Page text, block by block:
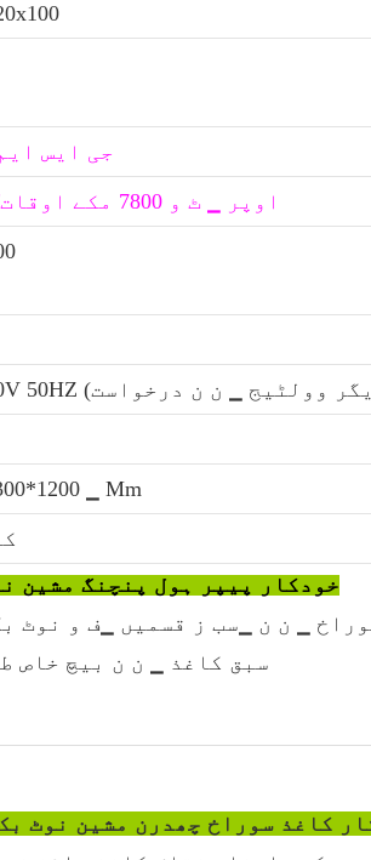
60-350 جی ایس ایم
اوپر ▁ ٹ و 7800 مکے اوقات/گھنٹہ
▁ Mm
خودکار پیپر ہول پنچنگ مشین
سبق کاغذ ▁ ن ن بیچ خاص
کاغذ سوراخ چھدرن مشین نوٹ